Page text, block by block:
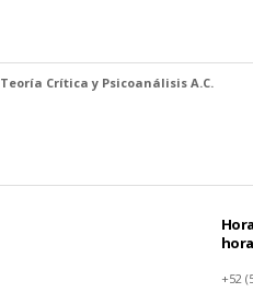
Teoría Crítica y Psicoanálisis A.C.
+52